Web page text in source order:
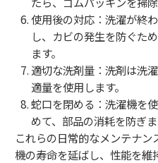
使用後の対応：洗濯が終
し、カビの発生を防ぐた
ます。
適切な洗剤量：洗剤は洗
適量を使用します。
蛇口を閉める：洗濯機を
めて、部品の消耗を防ぎま
これらの日常的なメンテナ
機の寿命を延ばし、性能を維